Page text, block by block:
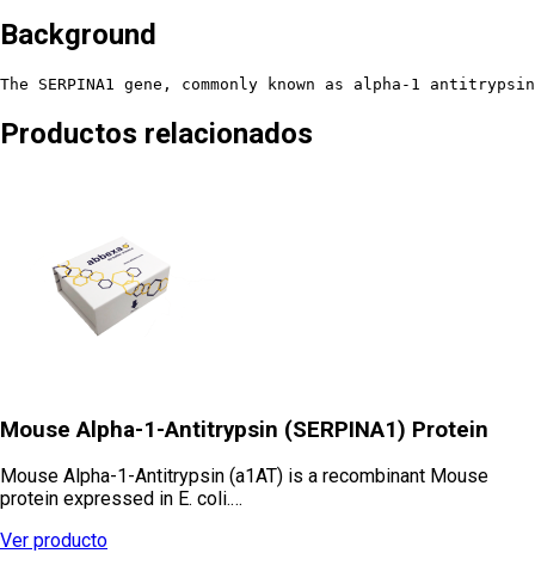
Background
The SERPINA1 gene, commonly known as alpha-1
Productos relacionados
Mouse Alpha-1-Antitrypsin (SERPINA1) Protein
Mouse Alpha-1-Antitrypsin (a1AT) is a recombinant Mouse
protein expressed in E. coli.…
Ver producto